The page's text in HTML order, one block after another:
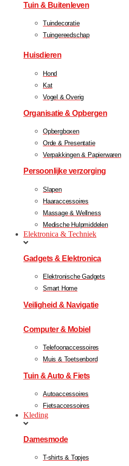
Tuin & Buitenleven
Tuindecoratie
Tuingereedschap
Huisdieren
Hond
Kat
Vogel & Overig
Organisatie & Opbergen
Opbergboxen
Orde & Presentatie
Verpakkingen & Papierwaren
Persoonlijke verzorging
Slapen
Haaraccessoires
Massage & Wellness
Medische Hulpmiddelen
Elektronica & Techniek
Gadgets & Elektronica
Elektronische Gadgets
Smart Home
Veiligheid & Navigatie
Computer & Mobiel
Telefoonaccessoires
Muis & Toetsenbord
Tuin & Auto & Fiets
Autoaccessoires
Fietsaccessoires
Kleding
Damesmode
T-shirts & Topjes